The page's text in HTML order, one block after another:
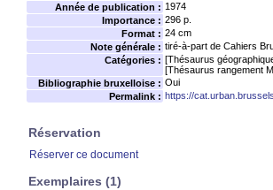
Année de publication : 1974
Importance : 296 p.
Format : 24 cm
Note générale : tiré-à-part de Cahiers
Catégories : [Thésaurus
[Thésaurus rangement
Bibliographie bruxelloise : Oui
Permalink : https://
Réservation
Réserver ce document
Exemplaires (1)